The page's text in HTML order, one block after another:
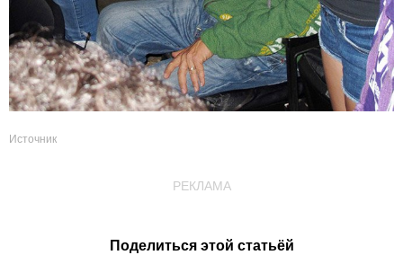
Источник
РЕКЛАМА
Поделиться этой статьёй